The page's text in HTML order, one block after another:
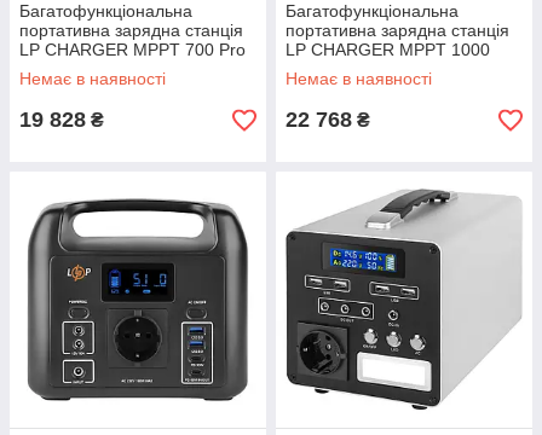
Багатофункціональна
портативна зарядна станція
LP CHARGER MPPT 700 Pro
(700W, 614Wh)
Немає в наявності
19 828 ₴
Багатофункціональна
портативна зарядна станція
LP CHARGER MPPT 1000
Max (1000W, 960Wh)
Немає в наявності
22 768 ₴